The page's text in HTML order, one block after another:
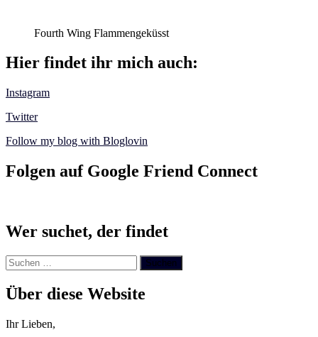
Fourth Wing Flammengeküsst
Hier findet ihr mich auch:
Instagram
Twitter
Follow my blog with Bloglovin
Folgen auf Google Friend Connect
Wer suchet, der findet
Suchen
nach:
Über diese Website
Ihr Lieben,